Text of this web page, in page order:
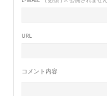
URL
コメント内容